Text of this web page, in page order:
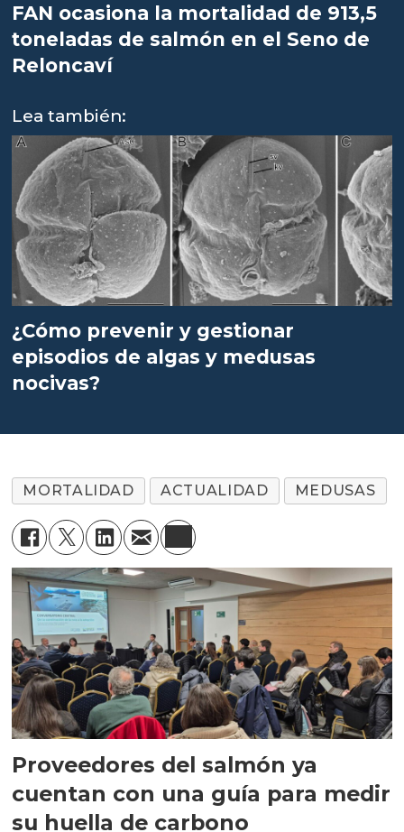
FAN ocasiona la mortalidad de 913,5
toneladas de salmón en el Seno de
Reloncaví
Lea también:
¿Cómo prevenir y gestionar
episodios de algas y medusas
nocivas?
MORTALIDAD ACTUALIDAD MEDUSAS
Proveedores del salmón ya
cuentan con una guía para medir
su huella de carbono